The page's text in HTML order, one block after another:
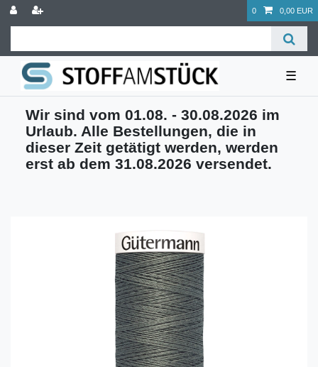
0 0,00 EUR
☰
Wir sind vom 01.08. - 30.08.2026 im
Urlaub. Alle Bestellungen, die in
dieser Zeit getätigt werden, werden
erst ab dem 31.08.2026 versendet.